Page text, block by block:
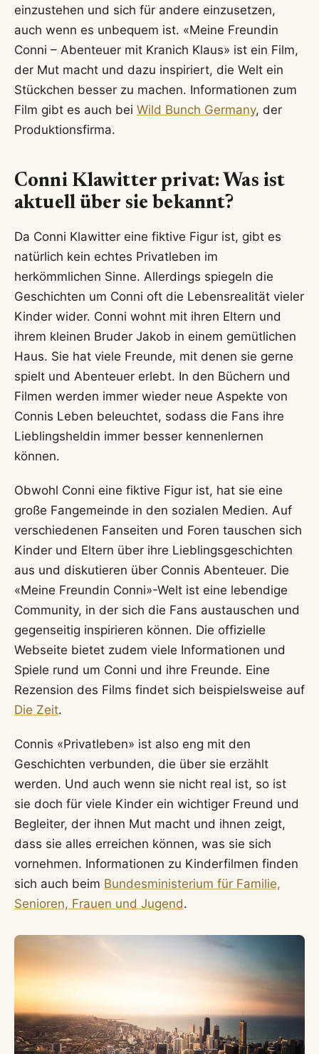
einzustehen und sich für andere einzusetzen,
auch wenn es unbequem ist. «Meine Freundin
Conni – Abenteuer mit Kranich Klaus» ist ein Film,
der Mut macht und dazu inspiriert, die Welt ein
Stückchen besser zu machen. Informationen zum
Film gibt es auch bei Wild Bunch Germany, der
Produktionsfirma.
Conni Klawitter privat: Was ist
aktuell über sie bekannt?
Da Conni Klawitter eine fiktive Figur ist, gibt es
natürlich kein echtes Privatleben im
herkömmlichen Sinne. Allerdings spiegeln die
Geschichten um Conni oft die Lebensrealität vieler
Kinder wider. Conni wohnt mit ihren Eltern und
ihrem kleinen Bruder Jakob in einem gemütlichen
Haus. Sie hat viele Freunde, mit denen sie gerne
spielt und Abenteuer erlebt. In den Büchern und
Filmen werden immer wieder neue Aspekte von
Connis Leben beleuchtet, sodass die Fans ihre
Lieblingsheldin immer besser kennenlernen
können.
Obwohl Conni eine fiktive Figur ist, hat sie eine
große Fangemeinde in den sozialen Medien. Auf
verschiedenen Fanseiten und Foren tauschen sich
Kinder und Eltern über ihre Lieblingsgeschichten
aus und diskutieren über Connis Abenteuer. Die
«Meine Freundin Conni»-Welt ist eine lebendige
Community, in der sich die Fans austauschen und
gegenseitig inspirieren können. Die offizielle
Webseite bietet zudem viele Informationen und
Spiele rund um Conni und ihre Freunde. Eine
Rezension des Films findet sich beispielsweise auf
Die Zeit.
Connis «Privatleben» ist also eng mit den
Geschichten verbunden, die über sie erzählt
werden. Und auch wenn sie nicht real ist, so ist
sie doch für viele Kinder ein wichtiger Freund und
Begleiter, der ihnen Mut macht und ihnen zeigt,
dass sie alles erreichen können, was sie sich
vornehmen. Informationen zu Kinderfilmen finden
sich auch beim Bundesministerium für Familie,
Senioren, Frauen und Jugend.